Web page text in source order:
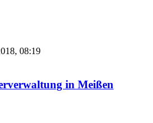
08:19
in Meißen